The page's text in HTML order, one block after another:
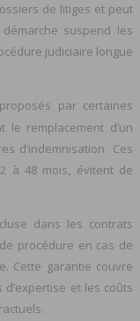
de litiges et peut
suspend les
judiciaire longue
par certaines
remplacement d’un
d’indemnisation. Ces
à 48 mois, évitent de
dans les contrats
procédure en cas de
Cette garantie couvre
et les coûts